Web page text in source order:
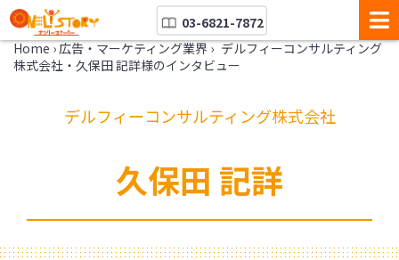
03-6821-7872
Home ›広告・マーケティング業界 › デルフィーコンサルティング
株式会社・久保田 記詳様のインタビュー
デルフィーコンサルティング株式会社
久保田 記詳